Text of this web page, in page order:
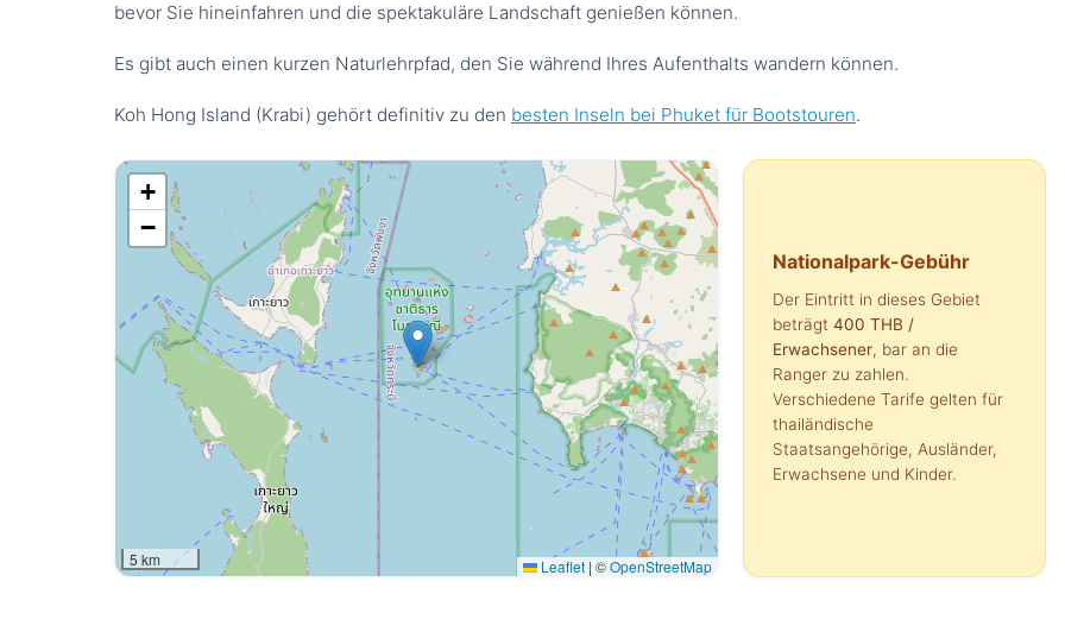
bevor Sie hineinfahren und die spektakuläre Landschaft genießen können.
Es gibt auch einen kurzen Naturlehrpfad, den Sie während Ihres Aufenthalts wandern können.
Koh Hong Island (Krabi) gehört definitiv zu den besten Inseln bei Phuket für Bootstouren.
+
−
5 km Leaflet | ©OpenStreetMap
Nationalpark-Gebühr
Der Eintritt in dieses Gebiet
beträgt400 THB /
Erwachsener, bar an die
Ranger zu zahlen.
Verschiedene Tarife gelten für
thailändische
Staatsangehörige, Ausländer,
Erwachsene und Kinder.